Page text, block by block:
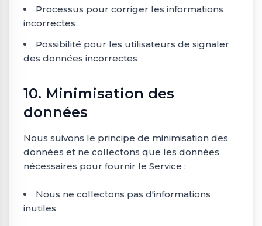
Processus pour corriger les informations
incorrectes
Possibilité pour les utilisateurs de signaler
des données incorrectes
10. Minimisation des
données
Nous suivons le principe de minimisation des
données et ne collectons que les données
nécessaires pour fournir le Service :
Nous ne collectons pas d'informations
inutiles